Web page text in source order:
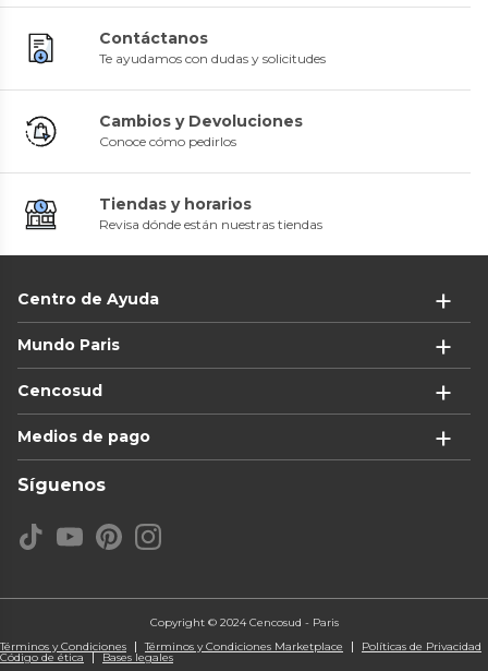
Contáctanos
Te ayudamos con dudas y solicitudes
Cambios y Devoluciones
Conoce cómo pedirlos
Tiendas y horarios
Revisa dónde están nuestras tiendas
Centro de Ayuda
Mundo Paris
Cencosud
Medios de pago
Síguenos
Copyright © 2024 Cencosud - Paris
Términos y Condiciones
Términos y Condiciones Marketplace Políticas de Privacidad
Código de ética Bases legales